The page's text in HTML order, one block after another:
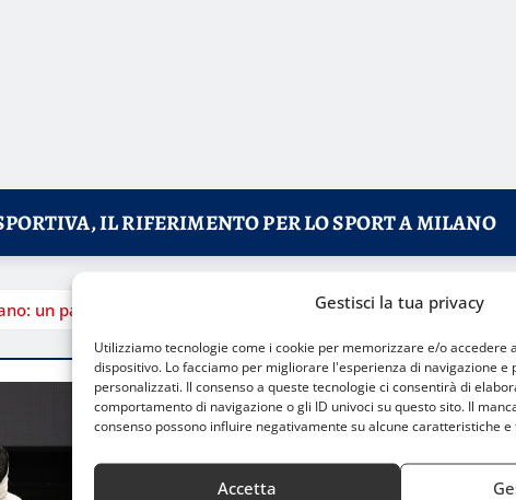
Gestisci la tua privacy
Utilizziamo tecnologie come i cookie per memorizzare e/o accedere
dispositivo. Lo facciamo per migliorare l'esperienza di navigazione e
personalizzati. Il consenso a queste tecnologie ci consentirà di
comportamento di navigazione o gli ID univoci su questo sito. Il
consenso possono influire negativamente su alcune caratteristiche e
Accetta
IL RIFERIMENTO PER LO SPORT A MILANO
un patrimonio di tradizione e successi